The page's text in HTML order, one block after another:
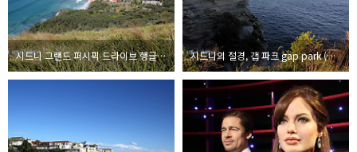
시드니 그랜드 퍼시픽 드라이브 행글라이더 포인트 경치 시드니의 절경, 갭 파크 gap park (빠삐용 촬영지)